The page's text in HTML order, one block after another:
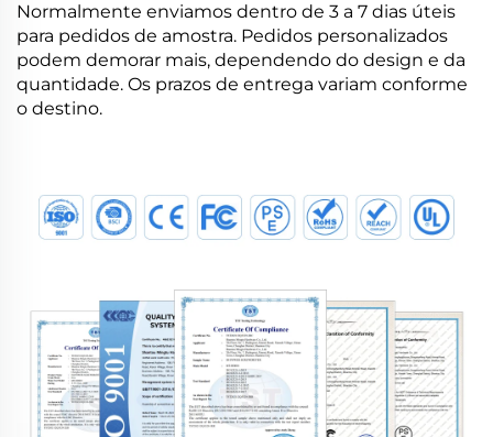
Normalmente enviamos dentro de 3 a 7 dias úteis
para pedidos de amostra. Pedidos personalizados
podem demorar mais, dependendo do design e da
quantidade. Os prazos de entrega variam conforme
o destino.